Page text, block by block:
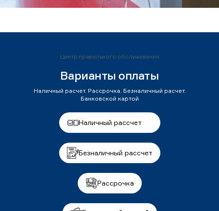
Центр правильного обслуживания
Варианты оплаты
Наличный расчет. Рассрочка. Безналичный расчет.
Банковской картой
Наличный рассчет
Безналичный рассчет
Рассрочка